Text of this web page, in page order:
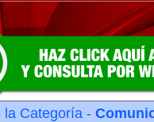
la Categoría -